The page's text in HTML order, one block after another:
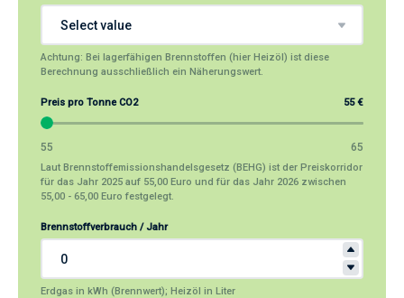
Achtung: Bei lagerfähigen Brennstoffen (hier Heizöl) ist diese
Berechnung ausschließlich ein Näherungswert.
Preis pro Tonne CO2 55 €
55 65
Laut Brennstoffemissionshandelsgesetz (BEHG) ist der Preiskorridor
für das Jahr 2025 auf 55,00 Euro und für das Jahr 2026 zwischen
55,00 - 65,00 Euro festgelegt.
Brennstoffverbrauch / Jahr
Erdgas in kWh (Brennwert); Heizöl in Liter